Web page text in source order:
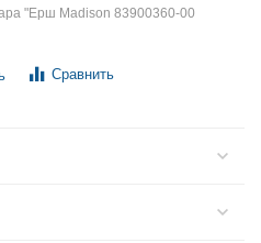
"Ерш Madison 83900360-00
Сравнить